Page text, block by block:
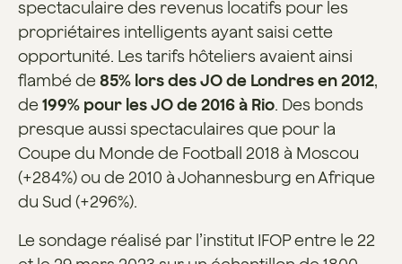
spectaculaire des revenus locatifs pour les
propriétaires intelligents ayant saisi cette
opportunité. Les tarifs hôteliers avaient ainsi
flambé de85% lors des JO de Londres en 2012,
de199% pour les JO de 2016 à Rio. Des bonds
presque aussi spectaculaires que pour la
Coupe du Monde de Football 2018 à Moscou
(+284%) ou de 2010 à Johannesburg en Afrique
du Sud (+296%).
Le sondage réalisé par l’institut IFOP entre le 22